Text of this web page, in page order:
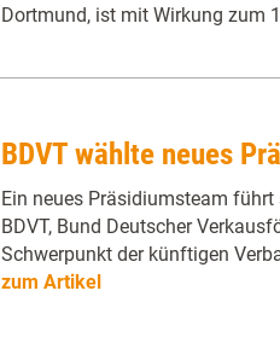
Dortmund, ist mit Wirkung zum
BDVT wählte neues
Ein neues Präsidiumsteam
BDVT, Bund Deutscher
Schwerpunkt der künftigen
zum Artikel